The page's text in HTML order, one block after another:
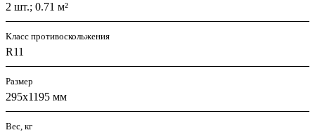
2 шт.; 0.71 м²
Класс противоскольжения
R11
Размер
295х1195 мм
Вес, кг